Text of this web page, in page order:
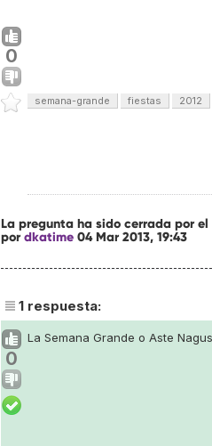
0
semana-grande fiestas 2012
La pregunta ha sido cerrada por
por dkatime 04 Mar 2013, 19:43
1 respuesta:
0
La Semana Grande o Aste